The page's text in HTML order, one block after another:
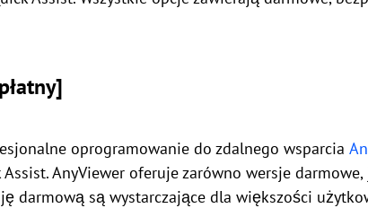
oprogramowanie do zdalnego wsparcia
AnyViewer oferuje zarówno wersje darmowe,
darmową są wystarczające dla większości